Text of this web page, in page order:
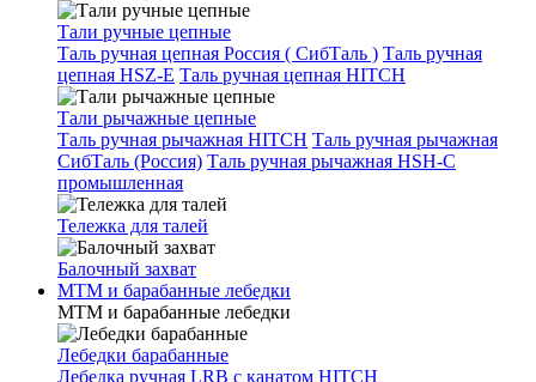
Тали ручные цепные
Таль ручная цепная Россия ( СибТаль ) Таль ручная
цепная HSZ-E Таль ручная цепная HITCH
Тали рычажные цепные
Таль ручная рычажная HITCH Таль ручная рычажная
СибТаль (Россия) Таль ручная рычажная HSH-C
промышленная
Тележка для талей
Балочный захват
МТМ и барабанные лебедки
МТМ и барабанные лебедки
Лебедки барабанные
Лебедка ручная LRB с канатом HITCH